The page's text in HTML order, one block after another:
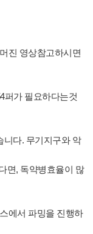
진 영상참고하시면
퍼가 필요하다는것
니다. 무기지구와 악
면, 독약병효율이 많
에서 파밍을 진행하